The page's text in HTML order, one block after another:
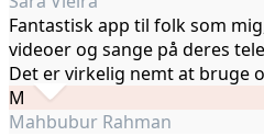
Fantastisk app til folk som
videoer og sange på deres
Det er virkelig nemt at bruge
M
Mahbubur Rahman